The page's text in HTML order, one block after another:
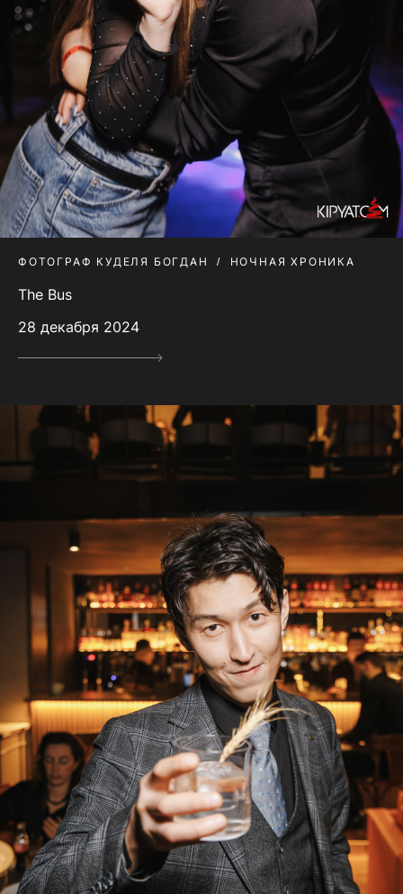
ФОТОГРАФ КУДЕЛЯ БОГДАН НОЧНАЯ ХРОНИКА
The Bus
28 декабря 2024